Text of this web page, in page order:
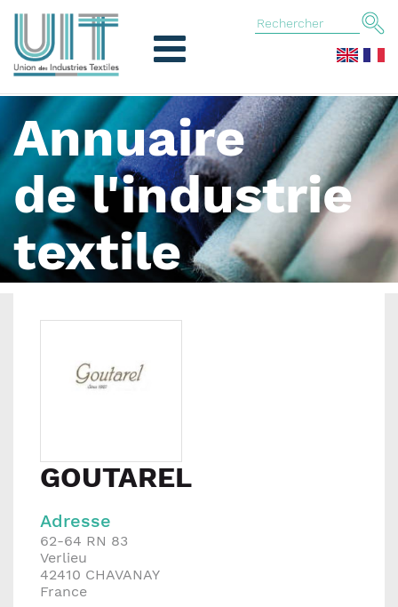
Annuaire
de l'industrie
textile
GOUTAREL
Adresse
62-64 RN 83
Verlieu
42410 CHAVANAY
France